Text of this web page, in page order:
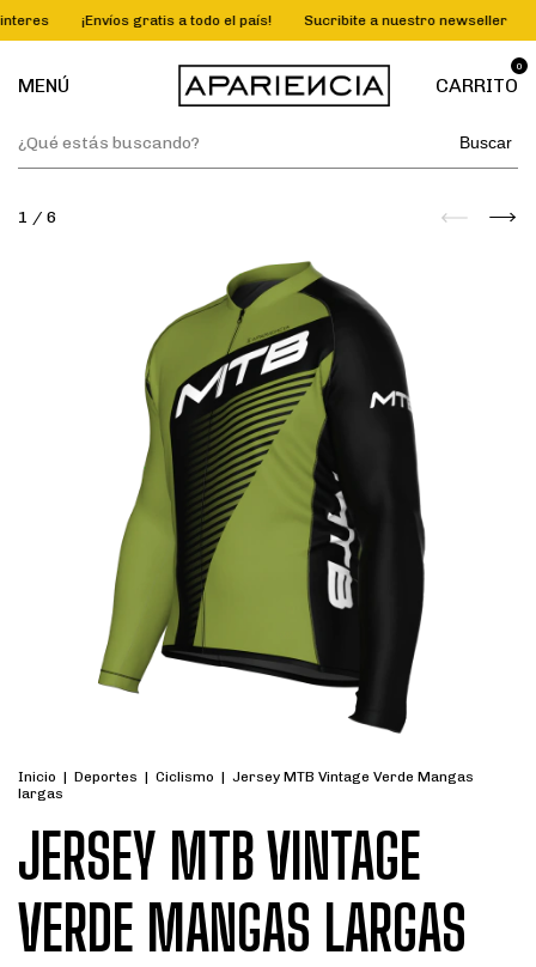
¡Envíos gratis a todo el país! Sucribite a nuestro newseller
MENÚ CARRITO
0
Buscar
1 / 6
Inicio | Deportes | Ciclismo | Jersey MTB Vintage Verde Mangas
largas
JERSEY MTB VINTAGE
VERDE MANGAS LARGAS